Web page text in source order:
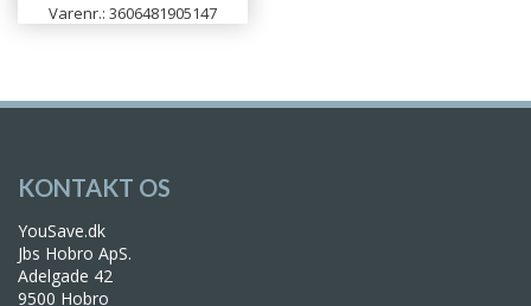
Varenr.: 3606481905147
KONTAKT OS
YouSave.dk
Jbs Hobro ApS.
Adelgade 42
9500 Hobro